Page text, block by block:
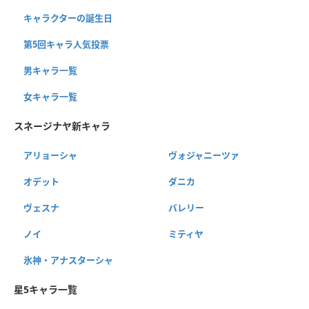
キャラクターの誕生日
第5回キャラ人気投票
男キャラ一覧
女キャラ一覧
スネージナヤ新キャラ
アリョーシャ ヴォジャニーツァ
オデット ダニカ
ヴェスナ バレリー
ノイ ミティヤ
氷神・アナスターシャ
星5キャラ一覧